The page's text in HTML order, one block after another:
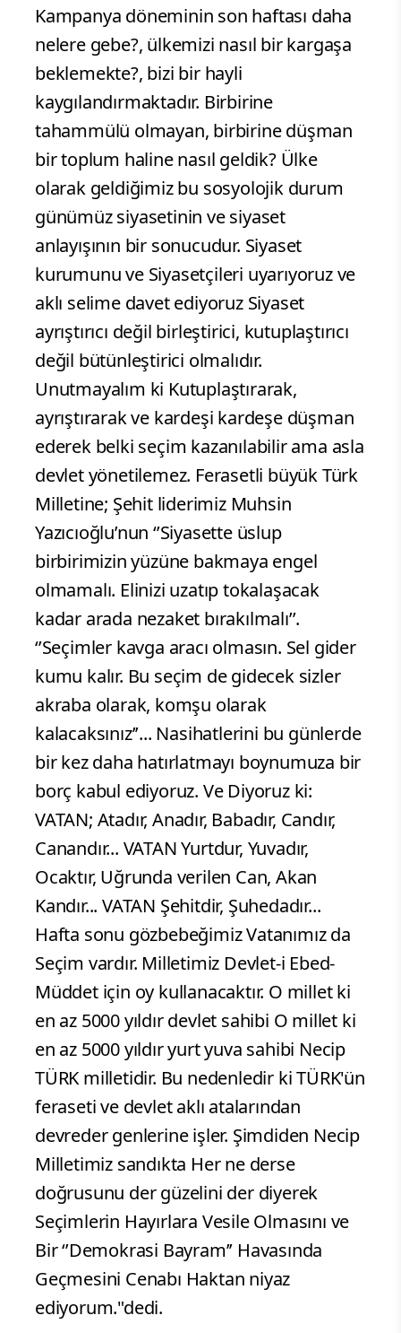
Kampanya döneminin son haftası daha
nelere gebe?, ülkemizi nasıl bir kargaşa
beklemekte?, bizi bir hayli
kaygılandırmaktadır. Birbirine
tahammülü olmayan, birbirine düşman
bir toplum haline nasıl geldik? Ülke
olarak geldiğimiz bu sosyolojik durum
günümüz siyasetinin ve siyaset
anlayışının bir sonucudur. Siyaset
kurumunu ve Siyasetçileri uyarıyoruz ve
aklı selime davet ediyoruz Siyaset
ayrıştırıcı değil birleştirici, kutuplaştırıcı
değil bütünleştirici olmalıdır.
Unutmayalım ki Kutuplaştırarak,
ayrıştırarak ve kardeşi kardeşe düşman
ederek belki seçim kazanılabilir ama asla
devlet yönetilemez. Ferasetli büyük Türk
Milletine; Şehit liderimiz Muhsin
Yazıcıoğlu’nun ‘’Siyasette üslup
birbirimizin yüzüne bakmaya engel
olmamalı. Elinizi uzatıp tokalaşacak
kadar arada nezaket bırakılmalı’’.
‘’Seçimler kavga aracı olmasın. Sel gider
kumu kalır. Bu seçim de gidecek sizler
akraba olarak, komşu olarak
kalacaksınız’’... Nasihatlerini bu günlerde
bir kez daha hatırlatmayı boynumuza bir
borç kabul ediyoruz. Ve Diyoruz ki:
VATAN; Atadır, Anadır, Babadır, Candır,
Canandır... VATAN Yurtdur, Yuvadır,
Ocaktır, Uğrunda verilen Can, Akan
Kandır... VATAN Şehitdir, Şuhedadır...
Hafta sonu gözbebeğimiz Vatanımız da
Seçim vardır. Milletimiz Devlet-i Ebed-
Müddet için oy kullanacaktır. O millet ki
en az 5000 yıldır devlet sahibi O millet ki
en az 5000 yıldır yurt yuva sahibi Necip
TÜRK milletidir. Bu nedenledir ki TÜRK'ün
feraseti ve devlet aklı atalarından
devreder genlerine işler. Şimdiden Necip
Milletimiz sandıkta Her ne derse
doğrusunu der güzelini der diyerek
Seçimlerin Hayırlara Vesile Olmasını ve
Bir ‘’Demokrasi Bayram’’ Havasında
Geçmesini Cenabı Haktan niyaz
ediyorum."dedi.